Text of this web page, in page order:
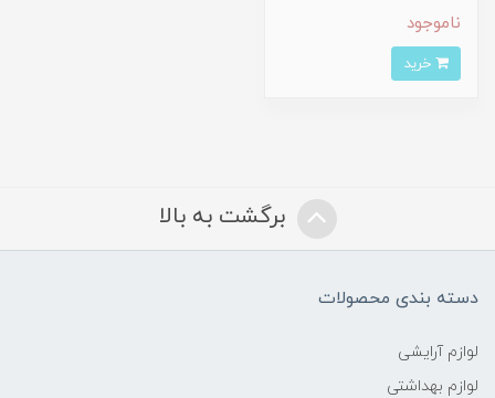
ناموجود
برگشت به بالا
دسته بندی محصولات
لوازم آرایشی
لوازم بهداشتی